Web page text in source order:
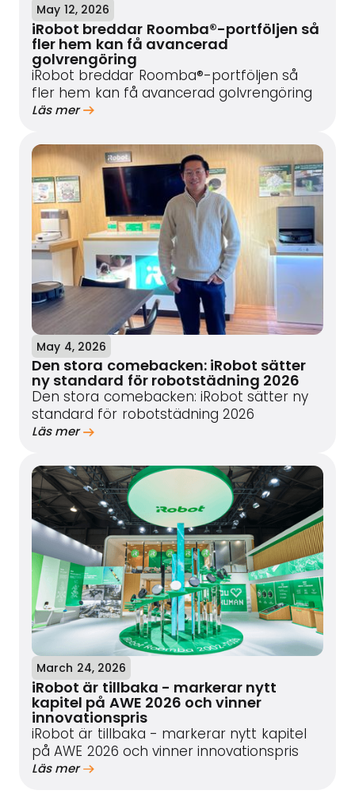
May 12, 2026
iRobot breddar Roomba®-portföljen så
fler hem kan få avancerad
golvrengöring
iRobot breddar Roomba®-portföljen så
fler hem kan få avancerad golvrengöring
Läs mer
May 4, 2026
Den stora comebacken: iRobot sätter
ny standard för robotstädning 2026
Den stora comebacken: iRobot sätter ny
standard för robotstädning 2026
Läs mer
March 24, 2026
iRobot är tillbaka - markerar nytt
kapitel på AWE 2026 och vinner
innovationspris
iRobot är tillbaka - markerar nytt kapitel
på AWE 2026 och vinner innovationspris
Läs mer